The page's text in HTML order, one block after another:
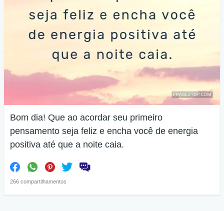
Bom dia! Que ao acordar seu primeiro
pensamento seja feliz e encha você de energia
positiva até que a noite caia.
266 compartilhamentos